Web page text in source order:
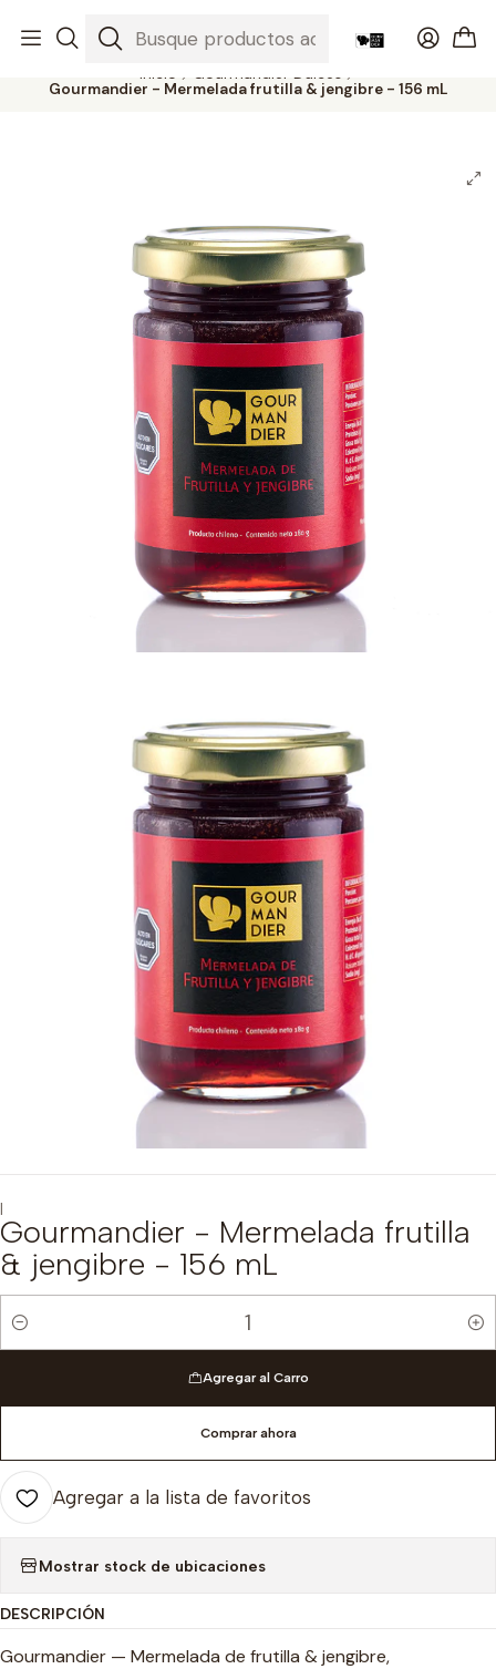
Productos gourmet del sur a todo Chile
Inicio
Gourmandier Dulces
Gourmandier - Mermelada frutilla & jengibre - 156 mL
|
Gourmandier - Mermelada frutilla
& jengibre - 156 mL
Cantidad
Agregar al Carro
Comprar ahora
Agregar a la lista de favoritos
Mostrar stock de ubicaciones
DESCRIPCIÓN
Gourmandier — Mermelada de frutilla & jengibre,